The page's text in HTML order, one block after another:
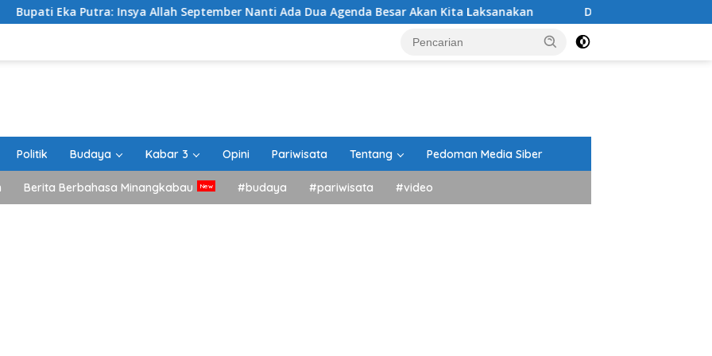
Insya Allah September Nanti Ada Dua Agenda Besar Akan Kita Laksanakan DPRD Tanah Datar Gelar Paripurna
Politik Budaya Kabar 3 Opini Pariwisata Tentang Pedoman Media Siber
Berita Berbahasa Minangkabau #budaya #pariwisata #video